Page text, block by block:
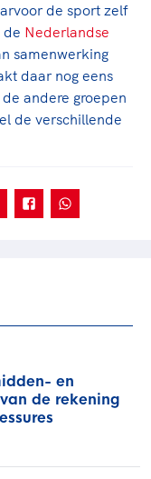
de sport zelf
de Nederlandse
samenwerking
daar nog eens
andere groepen
de verschillende
en
de rekening